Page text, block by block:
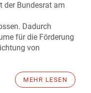
der Bundesrat am
Dadurch
für die Förderung
von
MEHR LESEN